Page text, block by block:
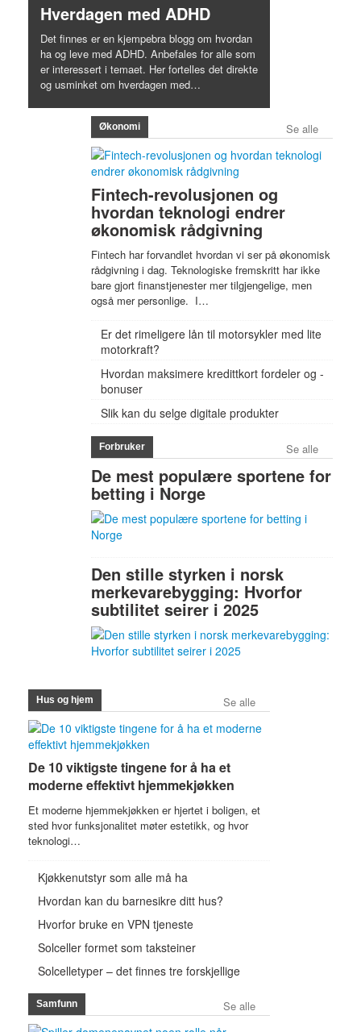
Hverdagen med ADHD
Det finnes er en kjempebra blogg om hvordan
ha og leve med ADHD. Anbefales for alle som
er interessert i temaet. Her fortelles det direkte
og usminket om hverdagen med…
Økonomi Se alle
Fintech-revolusjonen og
hvordan teknologi endrer
økonomisk rådgivning
Fintech har forvandlet hvordan vi ser på økonomisk
rådgivning i dag. Teknologiske fremskritt har ikke
bare gjort finanstjenester mer tilgjengelige, men
også mer personlige. I…
Er det rimeligere lån til motorsykler med lite
motorkraft?
Hvordan maksimere kredittkort fordeler og -
bonuser
Slik kan du selge digitale produkter
Forbruker Se alle
De mest populære sportene for
betting i Norge
Den stille styrken i norsk
merkevarebygging: Hvorfor
subtilitet seirer i 2025
Hus og hjem Se alle
De 10 viktigste tingene for å ha et
moderne effektivt hjemmekjøkken
Et moderne hjemmekjøkken er hjertet i boligen, et
sted hvor funksjonalitet møter estetikk, og hvor
teknologi…
Kjøkkenutstyr som alle må ha
Hvordan kan du barnesikre ditt hus?
Hvorfor bruke en VPN tjeneste
Solceller formet som taksteiner
Solcelletyper – det finnes tre forskjellige
Samfunn Se alle